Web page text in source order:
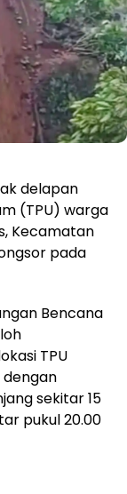
delapan
(TPU) warga
Kecamatan
pada
Bencana
TPU
dengan
sekitar 15
pukul 20.00